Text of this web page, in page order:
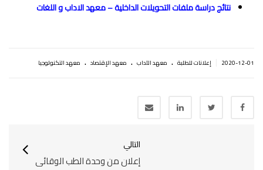
نتائج دراسة ملفات التحويلات الداخلية – معهد الاداب و اللغات
2020-12-01 إعلانات للطلبة . معهد الآداب . معهد الإقتصاد . معهد التكنولوجيا
التالي
إعلان من وحدة الطب الوقائي